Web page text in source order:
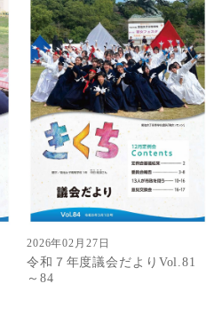
2026年02月27日
令和７年度議会だよりVol.81
～84